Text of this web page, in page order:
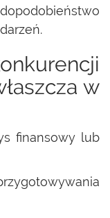
w
finansowy lub